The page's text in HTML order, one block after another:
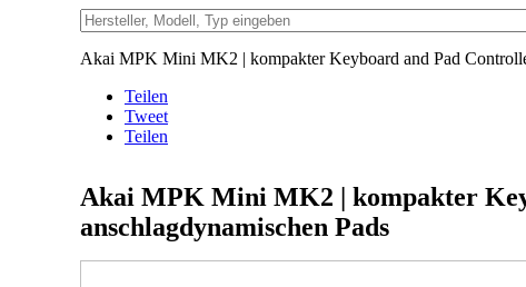
Akai MPK Mini MK2 | kompakter Keyboard and Pad
Teilen
Tweet
Teilen
Akai MPK Mini MK2 | kompakter
anschlagdynamischen Pads